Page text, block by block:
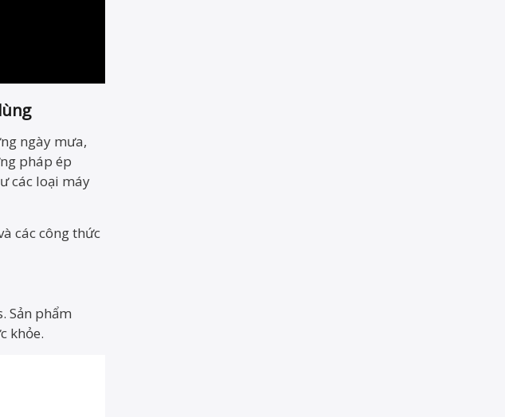
ngày mưa,
pháp ép
các loại máy
các công thức
Sản phẩm
khỏe.